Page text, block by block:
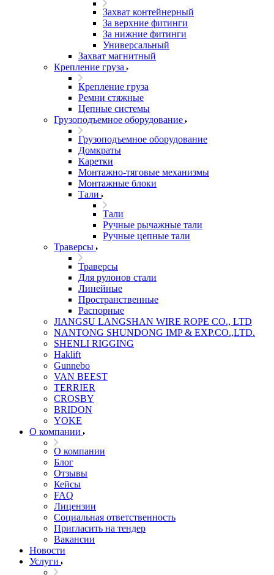
Захват контейнерный
За верхние фитинги
За нижние фитинги
Универсальный
Захват магнитный
Крепление груза
Крепление груза
Ремни стяжные
Цепные системы
Грузоподъемное оборудование
Грузоподъемное оборудование
Домкраты
Каретки
Монтажно-тяговые механизмы
Монтажные блоки
Тали
Тали
Ручные рычажные тали
Ручные цепные тали
Траверсы
Траверсы
Для рулонов стали
Линейные
Пространственные
Распорные
JIANGSU LANGSHAN WIRE ROPE CO., LTD
NANTONG SHUNDONG IMP & EXP.CO.,LTD.
SHENLI RIGGING
Haklift
Gunnebo
VAN BEEST
TERRIER
CROSBY
BRIDON
YOKE
О компании
О компании
Блог
Отзывы
Кейсы
FAQ
Лицензии
Социальная ответственность
Пригласить на тендер
Вакансии
Новости
Услуги